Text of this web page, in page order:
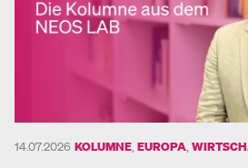
14.07.2026 KOLUMNE EUROPA